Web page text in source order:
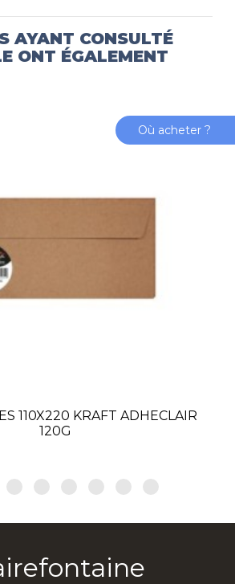
AYANT CONSULTÉ
ONT ÉGALEMENT
110X220 KRAFT ADHECLAIR
120G
Où acheter ?